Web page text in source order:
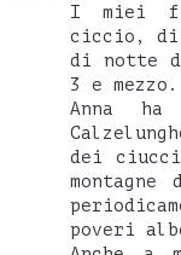
I miei
ciccio, di
di notte
3 e mezzo.
Anna
dei ciucci
poveri